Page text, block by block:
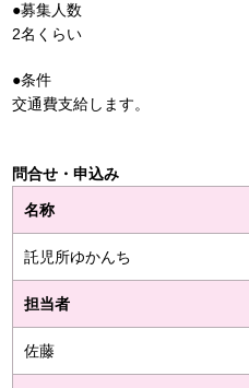
●募集人数
2名くらい
●条件
交通費支給します。
問合せ・申込み
名称
託児所ゆかんち
担当者
佐藤